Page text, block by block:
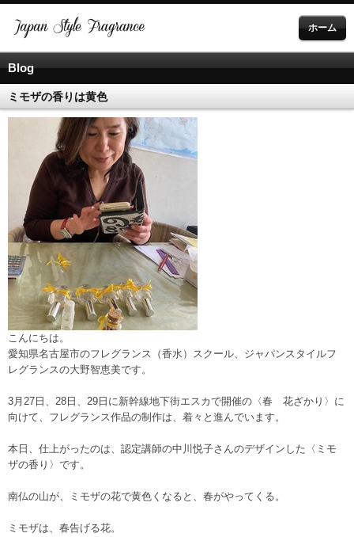
ホーム
Blog
ミモザの香りは黄色
こんにちは。
愛知県名古屋市のフレグランス（香水）スクール、ジャパンスタイルフ
レグランスの大野智恵美です。
3月27日、28日、29日に新幹線地下街エスカで開催の〈春 花ざかり〉に
向けて、フレグランス作品の制作は、着々と進んでいます。
本日、仕上がったのは、認定講師の中川悦子さんのデザインした〈ミモ
ザの香り〉です。
南仏の山が、ミモザの花で黄色くなると、春がやってくる。
ミモザは、春告げる花。